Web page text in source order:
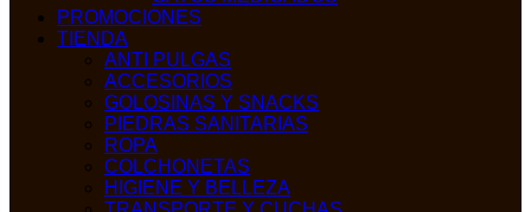
PROMOCIONES
TIENDA
ANTI PULGAS
ACCESORIOS
GOLOSINAS Y SNACKS
PIEDRAS SANITARIAS
ROPA
COLCHONETAS
HIGIENE Y BELLEZA